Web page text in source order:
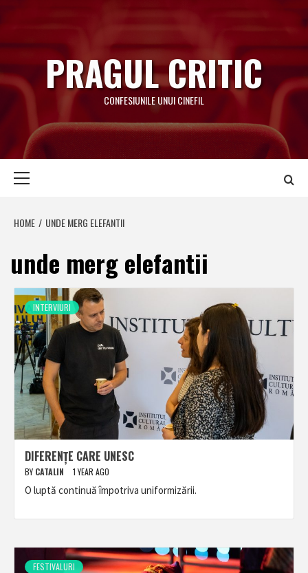
to
content
PRAGUL CRITIC
CONFESIUNILE UNUI CINEFIL
HOME UNDE MERG ELEFANTII
unde merg elefantii
INTERVIURI
DIFERENȚE CARE UNESC
BY CATALIN 1 YEAR AGO
O luptă continuă împotriva uniformizării.
FESTIVALURI